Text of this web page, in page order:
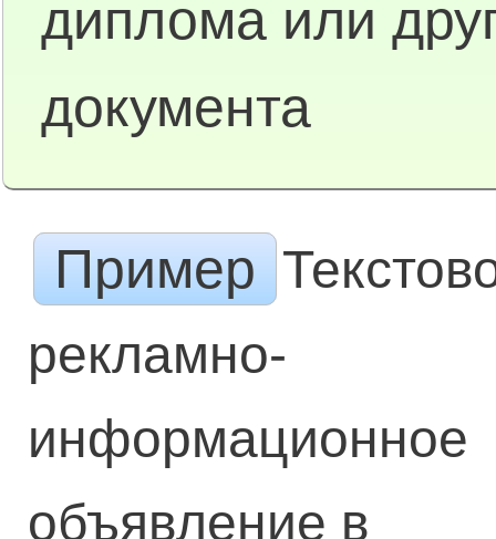
диплома или
документа
Пример
рекламно-
информационное
объявление в